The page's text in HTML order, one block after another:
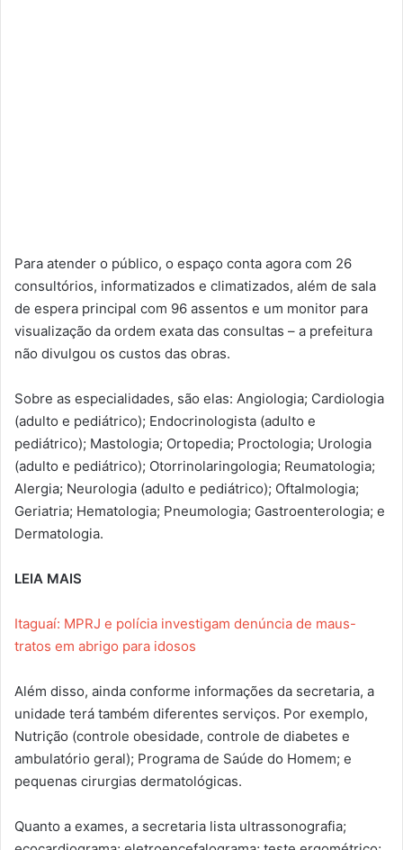
Para atender o público, o espaço conta agora com 26
consultórios, informatizados e climatizados, além de sala
de espera principal com 96 assentos e um monitor para
visualização da ordem exata das consultas – a prefeitura
não divulgou os custos das obras.
Sobre as especialidades, são elas: Angiologia; Cardiologia
(adulto e pediátrico); Endocrinologista (adulto e
pediátrico); Mastologia; Ortopedia; Proctologia; Urologia
(adulto e pediátrico); Otorrinolaringologia; Reumatologia;
Alergia; Neurologia (adulto e pediátrico); Oftalmologia;
Geriatria; Hematologia; Pneumologia; Gastroenterologia; e
Dermatologia.
LEIA MAIS
Itaguaí: MPRJ e polícia investigam denúncia de maus-
tratos em abrigo para idosos
Além disso, ainda conforme informações da secretaria, a
unidade terá também diferentes serviços. Por exemplo,
Nutrição (controle obesidade, controle de diabetes e
ambulatório geral); Programa de Saúde do Homem; e
pequenas cirurgias dermatológicas.
Quanto a exames, a secretaria lista ultrassonografia;